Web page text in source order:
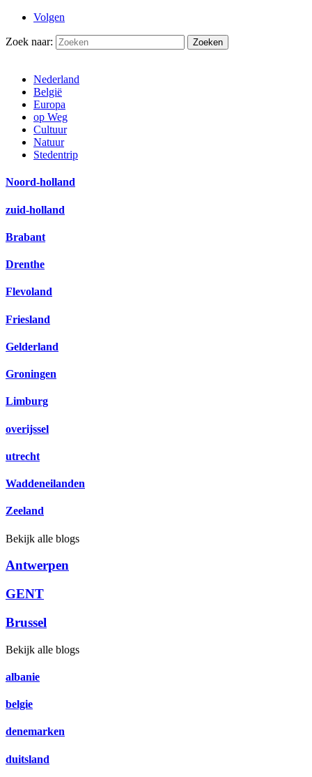
Volgen
Zoek naar:
Nederland
België
Europa
op Weg
Cultuur
Natuur
Stedentrip
Noord-holland
zuid-holland
Brabant
Drenthe
Flevoland
Friesland
Gelderland
Groningen
Limburg
overijssel
utrecht
Waddeneilanden
Zeeland
Bekijk alle blogs
Antwerpen
GENT
Brussel
Bekijk alle blogs
albanie
belgie
denemarken
duitsland